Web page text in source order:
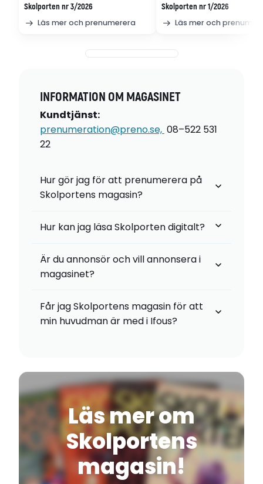
Skolporten nr 3/2026
Läs mer och prenumerera
Skolporten nr 1/2026
Läs mer och
INFORMATION OM MAGASINET
Kundtjänst:
prenumeration@preno.se, 08–522 531
22
Hur gör jag för att prenumerera på
Skolportens magasin?
Hur kan jag läsa Skolporten digitalt?
prenumeration@preno.se
Är du annonsör och vill annonsera i
magasinet?
gustaf.sodergren@annonssaljarna.se
Får jag Skolportens magasin för att
min huvudman är med i Ifous?
emma.kreu@ifous.se
Läs mer om
Skolportens
magasin!